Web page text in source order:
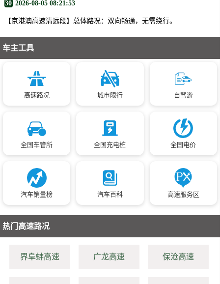
30 2026-08-05 08:21:53
【京港澳高速清远段】总体路况：双向畅通，无需绕行。
车主工具
高速路况 城市限行 自驾游
全国车管所 全国充电桩 全国电价
汽车销量榜 汽车百科 高速服务区
热门高速路况
界阜蚌高速 广龙高速 保沧高速